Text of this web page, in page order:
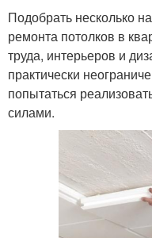
Подобрать несколько
ремонта потолков в
труда, интерьеров и
практически
попытаться
силами.